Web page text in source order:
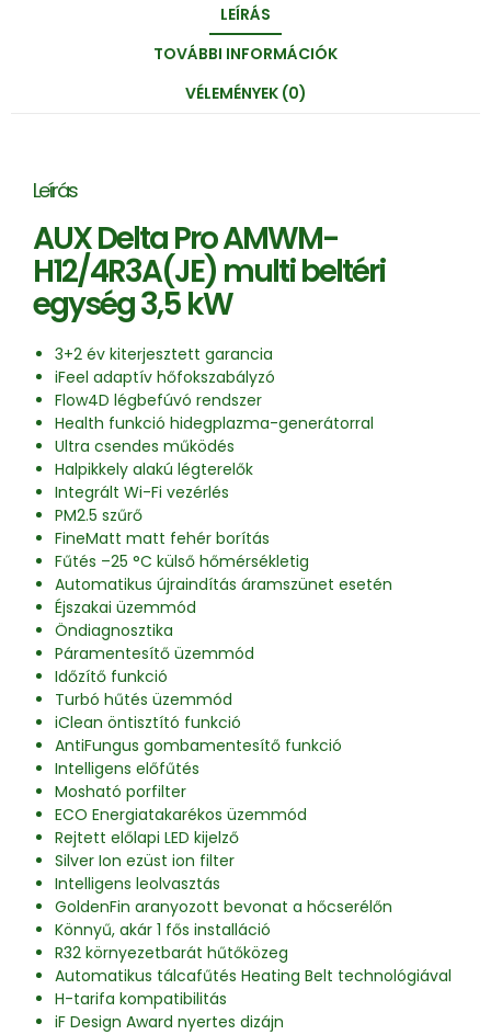
LEÍRÁS
TOVÁBBI INFORMÁCIÓK
VÉLEMÉNYEK (0)
Leírás
AUX Delta Pro AMWM-
H12/4R3A(JE) multi beltéri
egység 3,5 kW
3+2 év kiterjesztett garancia
iFeel adaptív hőfokszabályzó
Flow4D légbefúvó rendszer
Health funkció hidegplazma-generátorral
Ultra csendes működés
Halpikkely alakú légterelők
Integrált Wi-Fi vezérlés
PM2.5 szűrő
FineMatt matt fehér borítás
Fűtés –25 °C külső hőmérsékletig
Automatikus újraindítás áramszünet esetén
Éjszakai üzemmód
Öndiagnosztika
Páramentesítő üzemmód
Időzítő funkció
Turbó hűtés üzemmód
iClean öntisztító funkció
AntiFungus gombamentesítő funkció
Intelligens előfűtés
Mosható porfilter
ECO Energiatakarékos üzemmód
Rejtett előlapi LED kijelző
Silver Ion ezüst ion filter
Intelligens leolvasztás
GoldenFin aranyozott bevonat a hőcserélőn
Könnyű, akár 1 fős installáció
R32 környezetbarát hűtőközeg
Automatikus tálcafűtés Heating Belt technológiával
H-tarifa kompatibilitás
iF Design Award nyertes dizájn